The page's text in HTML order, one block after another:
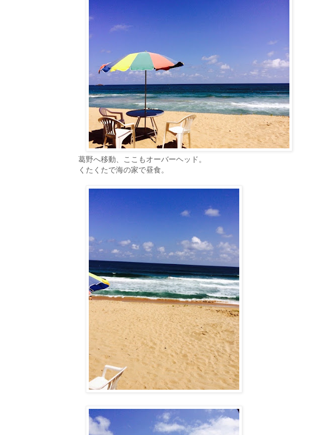
葛野へ移動、ここもオーバーヘッド。
くたくたで海の家で昼食。